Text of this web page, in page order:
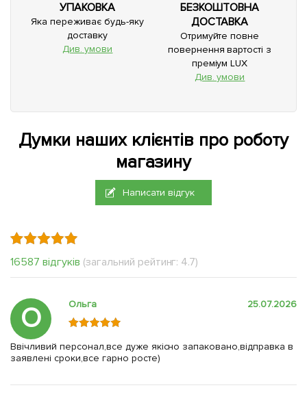
УПАКОВКА
Яка переживає будь-яку
доставку
Див. умови
БЕЗКОШТОВНА
ДОСТАВКА
Отримуйте повне
повернення вартості з
преміум LUX
Див. умови
Думки наших клієнтів про роботу
магазину
Написати відгук
16587 відгуків (загальний рейтинг: 4.7)
О Ольга 25.07.2026
Ввічливий персонал,все дуже якісно запаковано,відправка в
заявлені сроки,все гарно росте)